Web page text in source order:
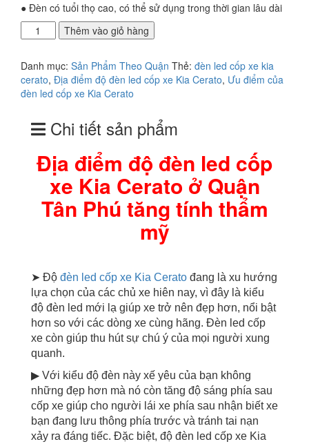
● Đèn có tuổi thọ cao, có thể sử dụng trong thời gian lâu dài
điểm
đèn
led
cốp
Kia
Cerato
Quận
lượng
Thêm vào giỏ hàng
Danh mục: Sản Phẩm Theo Quận Thẻ: đèn led cốp xe kia
cerato, Địa điểm độ đèn led cốp xe Kia Cerato, Ưu điểm của
đèn led cốp xe Kia Cerato
Chi tiết sản phẩm
Địa điểm độ đèn led cốp
xe Kia Cerato ở Quận
Tân Phú tăng tính thẩm
mỹ
➤ Độ đèn led cốp xe Kia Cerato đang là xu hướng
lựa chọn của các chủ xe hiên nay, vì đây là kiểu
độ đèn led mới lạ giúp xe trở nên đẹp hơn, nổi bật
hơn so với các dòng xe cùng hãng. Đèn led cốp
xe còn giúp thu hút sự chú ý của mọi người xung
quanh.
▶ Với kiểu độ đèn này xế yêu của bạn không
những đẹp hơn mà nó còn tăng độ sáng phía sau
cốp xe giúp cho người lái xe phía sau nhận biết xe
bạn đang lưu thông phía trước và tránh tai nạn
xảy ra đáng tiếc. Đặc biệt, độ đèn led cốp xe Kia